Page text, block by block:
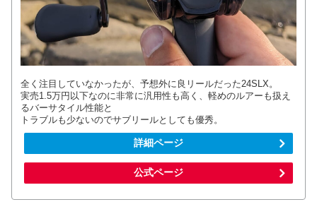
全く注目していなかったが、予想外に良リールだった24SLX。
実売1.5万円以下なのに非常に汎用性も高く、軽めのルアーも扱え
るバーサタイル性能と
トラブルも少ないのでサブリールとしても優秀。
詳細ページ
公式ページ